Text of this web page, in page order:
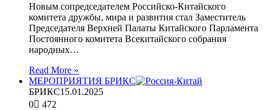
Новым сопредседателем Российско-Китайского
комитета дружбы, мира и развития стал Заместитель
Председателя Верхней Палаты Китайского Парламента
Постоянного комитета Всекитайского собрания
народных…
Read More »
МЕРОПРИЯТИЯ БРИКС
БРИКС15.01.2025
0
472